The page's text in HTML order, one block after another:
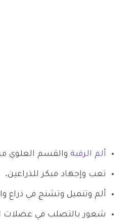
ألم الرقبة والقسم العلوي
تعب وإجهاد مبكر للذراعين.
ألم وتنميل وتشنج في ذراع
شعور بالتصلب في عضلات